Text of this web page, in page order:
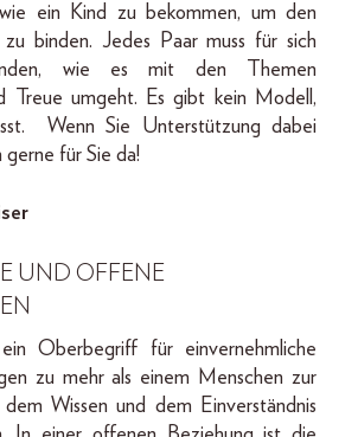
ein Kind zu bekommen, um den
binden. Jedes Paar muss für sich
wie es mit den Themen
Treue umgeht. Es gibt kein Modell,
Wenn Sie Unterstützung dabei
gerne für Sie da!
UND OFFENE
Oberbegriff für einvernehmliche
zu mehr als einem Menschen zur
Wissen und dem Einverständnis